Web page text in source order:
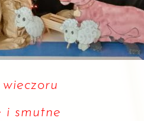
i smutne